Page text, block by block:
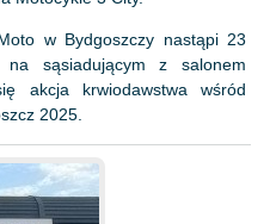
w Bydgoszczy nastąpi 23
sąsiadującym z salonem
akcja krwiodawstwa wśród
2025.